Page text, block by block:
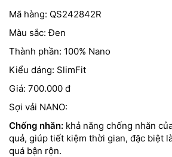
Mã hàng: QS242842R
Màu sắc: Đen
Thành phần: 100% Nano
Kiểu dáng: SlimFit
Giá: 700.000 đ
Sợi vải NANO:
Chống nhăn: khả năng chống nhăn
quả, giúp tiết kiệm thời gian, đặc biệt
quá bận rộn.